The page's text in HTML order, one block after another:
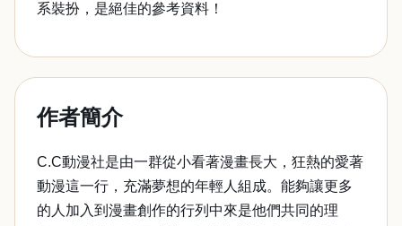
系裝扮，是絕佳的參考資料！
作者簡介
C.C動漫社是由一群從小看著漫畫長大，狂熱的愛著
動漫這一行，充滿夢想的年輕人組成。能夠讓更多
的人加入到漫畫創作的行列中來是他們共同的理